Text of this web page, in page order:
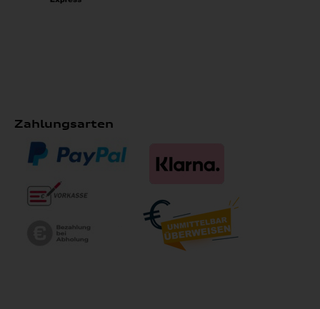
Zahlungsarten